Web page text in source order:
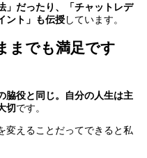
」だったり、「チャットレデ
ント」も伝授しています。
までも満足です
脇役と同じ。自分の人生は主
切です。
変えることだってできると私